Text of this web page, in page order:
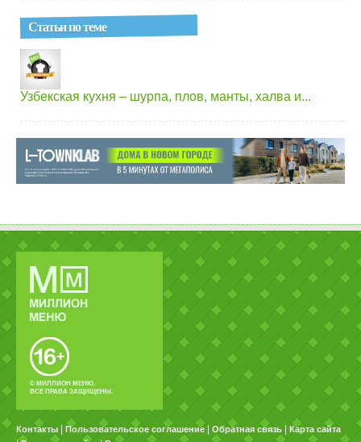
Статьи по теме
Узбекская кухня – шурпа, плов, манты, халва и...
© МИЛЛИОН МЕНЮ.
ВСЕ ПРАВА ЗАЩИЩЕНЫ.
Контакты Пользовательское соглашение Обратная связь Карта сайта